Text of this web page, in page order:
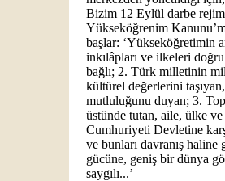
Bizim 12 Eylül darbe
Yükseköğrenim
başlar: ‘Yükseköğretimin
inkılâpları ve ilkeleri
bağlı; 2. Türk milletinin
kültürel değerlerini
mutluluğunu duyan; 3.
üstünde tutan, aile, ülke
Cumhuriyeti Devletine
ve bunları davranış
gücüne, geniş bir dünya
saygılı...’